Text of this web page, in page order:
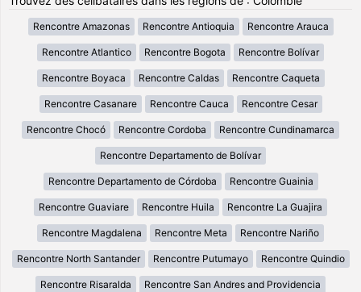
Rencontre Amazonas Rencontre Antioquia Rencontre Arauca
Rencontre Atlantico Rencontre Bogota Rencontre Bolívar
Rencontre Boyaca Rencontre Caldas Rencontre Caqueta
Rencontre Casanare Rencontre Cauca Rencontre Cesar
Rencontre Chocó Rencontre Cordoba Rencontre Cundinamarca
Rencontre Departamento de Bolívar
Rencontre Departamento de Córdoba Rencontre Guainia
Rencontre Guaviare Rencontre Huila Rencontre La Guajira
Rencontre Magdalena Rencontre Meta Rencontre Nariño
Rencontre North Santander Rencontre Putumayo Rencontre Quindio
Rencontre Risaralda Rencontre San Andres and Providencia